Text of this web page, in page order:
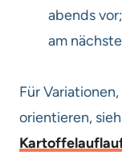
abends
am
Für
orientieren,